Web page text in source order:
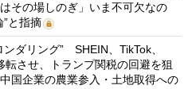
その場しのぎ」いま不可欠なの
”と指摘
ダリング” SHEIN、TikTok、
させ、トランプ関税の回避を狙
国企業の農業参入・土地取得への